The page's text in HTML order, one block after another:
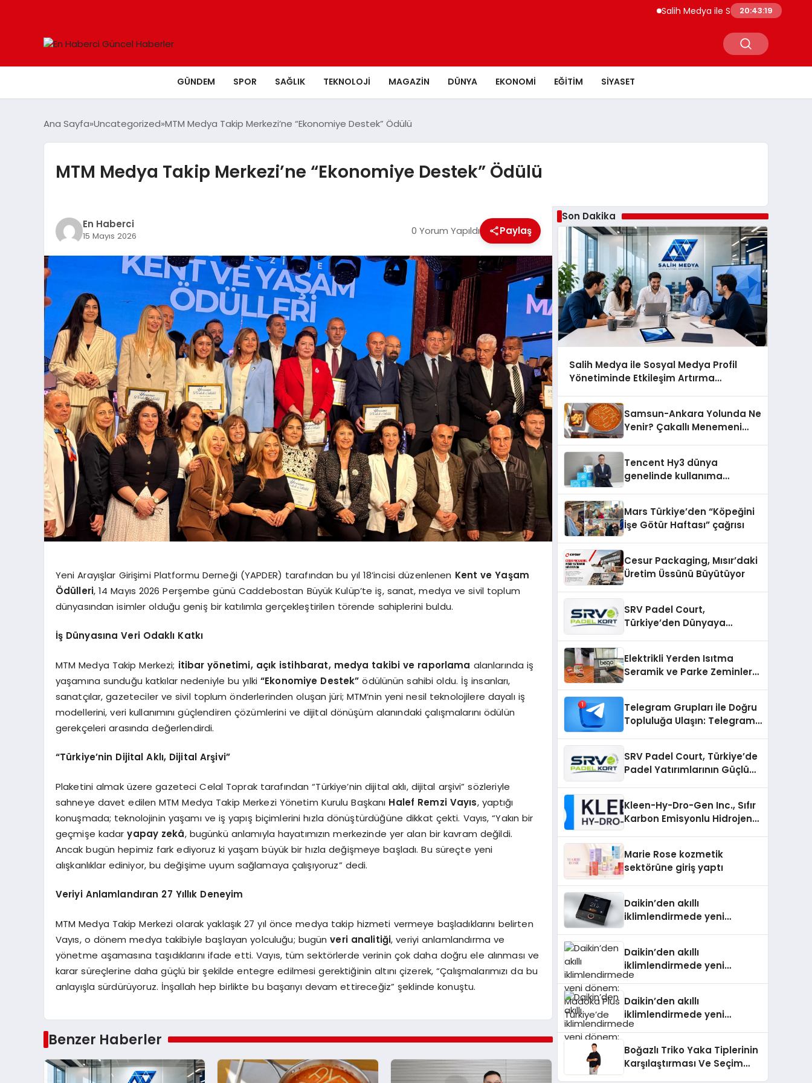
Salih Medya ile Sosyal Medya Profil
20:43:20
GÜNDEM SPOR SAĞLIK TEKNOLOJI MAGAZIN DÜNYA EKONOMI EĞITIM SIYASET
Ana Sayfa Uncategorized MTM Medya Takip Merkezi’ne “Ekonomiye Destek” Ödülü
MTM Medya Takip Merkezi’ne “Ekonomiye Destek” Ödülü
En Haberci
15 Mayıs 2026 0 Yorum Yapıldı Paylaş
Yeni Arayışlar Girişimi Platformu Derneği (YAPDER) tarafından bu yıl 18’incisi düzenlenen Kent ve Yaşam
Ödülleri, 14 Mayıs 2026 Perşembe günü Caddebostan Büyük Kulüp’te iş, sanat, medya ve sivil toplum
dünyasından isimler olduğu geniş bir katılımla gerçekleştirilen törende sahiplerini buldu.
İş Dünyasına Veri Odaklı Katkı
MTM Medya Takip Merkezi; itibar yönetimi, açık istihbarat, medya takibi ve raporlama alanlarında iş
yaşamına sunduğu katkılar nedeniyle bu yılki “Ekonomiye Destek” ödülünün sahibi oldu. İş insanları,
sanatçılar, gazeteciler ve sivil toplum önderlerinden oluşan jüri; MTM’nin yeni nesil teknolojilere dayalı iş
modellerini, veri kullanımını güçlendiren çözümlerini ve dijital dönüşüm alanındaki çalışmalarını ödülün
gerekçeleri arasında değerlendirdi.
“Türkiye’nin Dijital Aklı, Dijital Arşivi”
Plaketini almak üzere gazeteci Celal Toprak tarafından “Türkiye’nin dijital aklı, dijital arşivi” sözleriyle
sahneye davet edilen MTM Medya Takip Merkezi Yönetim Kurulu Başkanı Halef Remzi Vayıs, yaptığı
konuşmada; teknolojinin yaşamı ve iş yapış biçimlerini hızla dönüştürdüğüne dikkat çekti. Vayıs, “Yakın bir
geçmişe kadaryapay zekâ, bugünkü anlamıyla hayatımızın merkezinde yer alan bir kavram değildi.
Ancak bugün hepimiz fark ediyoruz ki yaşam büyük bir hızla değişmeye başladı. Bu süreçte yeni
alışkanlıklar ediniyor, bu değişime uyum sağlamaya çalışıyoruz” dedi.
Veriyi Anlamlandıran 27 Yıllık Deneyim
MTM Medya Takip Merkezi olarak yaklaşık 27 yıl önce medya takip hizmeti vermeye başladıklarını belirten
Vayıs, o dönem medya takibiyle başlayan yolculuğu; bugünveri analitiği, veriyi anlamlandırma ve
yönetme aşamasına taşıdıklarını ifade etti. Vayıs, tüm sektörlerde verinin çok daha doğru ele alınması ve
karar süreçlerine daha güçlü bir şekilde entegre edilmesi gerektiğinin altını çizerek, “Çalışmalarımızı da bu
anlayışla sürdürüyoruz. İnşallah hep birlikte bu başarıyı devam ettireceğiz” şeklinde konuştu.
Benzer Haberler
Son Dakika
Salih Medya ile Sosyal Medya Profil
Yönetiminde Etkileşim Artırma
Samsun-Ankara Yolunda Ne
Yenir? Çakallı Menemeni
Tencent Hy3 dünya
genelinde kullanıma
Mars Türkiye’den “Köpeğini
İşe Götür Haftası” çağrısı
Cesur Packaging, Mısır’daki
Üretim Üssünü Büyütüyor
SRV Padel Court,
Türkiye’den Dünyaya
Elektrikli Yerden Isıtma
Seramik ve Parke Zeminler
Telegram Grupları ile Doğru
Topluluğa Ulaşın: Telegram
SRV Padel Court, Türkiye’de
Padel Yatırımlarının Güçlü
Kleen-Hy-Dro-Gen Inc., Sıfır
Karbon Emisyonlu Hidrojen
Aldı
Marie Rose kozmetik
sektörüne giriş yaptı
Daikin’den akıllı
iklimlendirmede yeni
Daikin’den akıllı
iklimlendirmede yeni
dönem: Madoka Plus
Daikin’den akıllı
iklimlendirmede yeni
dönem: Madoka Plus
Boğazlı Triko Yaka Tiplerinin
Karşılaştırması Ve Seçim